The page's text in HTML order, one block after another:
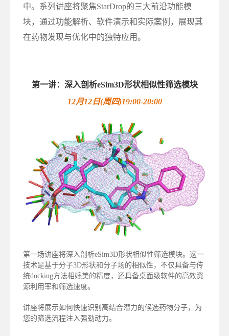
中。系列讲座将聚焦StarDrop的三大前沿功能模
块，通过功能解析、软件演示和实际案例，展现其
在药物发现与优化中的独特应用。
第一讲：深入剖析eSim3D形状相似性筛选模块
12月12日(周四)19:00-20:00
第一场讲座将深入剖析eSim3D形状相似性筛选模块。这一
技术是基于分子3D形状和分子场的相似性，不仅具备与传
统docking方法相媲美的精度，还具备桌面级软件的高效资
源利用率和筛选速度。
讲座将展示如何快速识别高结合潜力的候选药物分子，为
您的筛选流程注入强劲动力。